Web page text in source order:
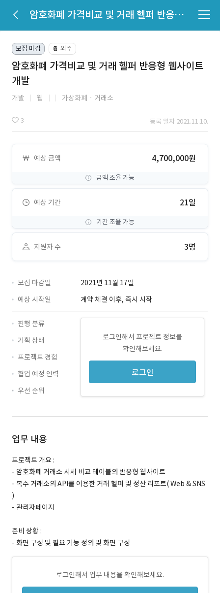
암호화폐 가격비교 및 거래 헬퍼 반응형 웹사이트 개발
모집 마감 📔 외주
암호화폐 가격비교 및 거래 헬퍼 반응형 웹사이트
개발
개발 웹 가상화폐ㆍ거래소
3 등록 일자 2021.11.10.
예상 금액 4,700,000원
금액 조율 가능
예상 기간 21일
기간 조율 가능
지원자 수 3명
모집 마감일
2021년 11월 17일
예상 시작일
계약 체결 이후, 즉시 시작
로그인해서 프로젝트 정보를
확인해보세요.
로그인
진행 분류
기획 상태
프로젝트 경험
협업 예정 인력
우선 순위
업무 내용
프로젝트 개요 :
- 암호화폐 거래소 시세 비교 테이블의 반응형 웹사이트
- 복수 거래소의 API를 이용한 거래 헬퍼 및 정산 리포트( Web & SNS
)
- 관리자페이지
준비 상황 :
- 화면 구성 및 필요 기능 정의 및 화면 구성
로그인해서 업무 내용을 확인해보세요.